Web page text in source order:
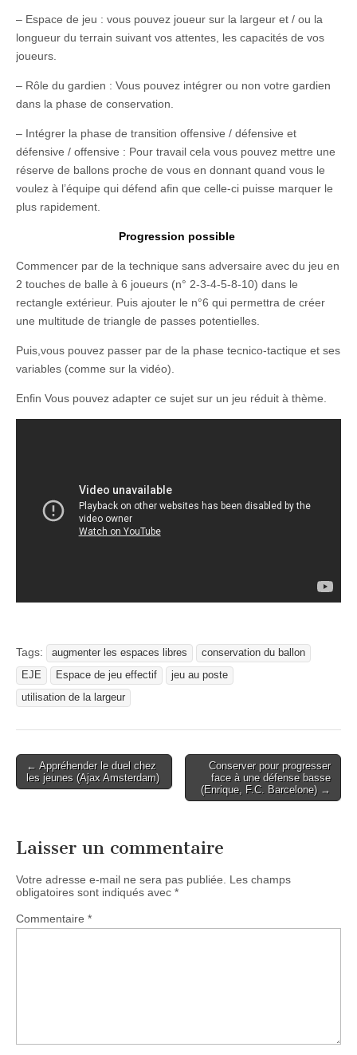
– Espace de jeu : vous pouvez joueur sur la largeur et / ou la
longueur du terrain suivant vos attentes, les capacités de vos
joueurs.
– Rôle du gardien : Vous pouvez intégrer ou non votre gardien
dans la phase de conservation.
– Intégrer la phase de transition offensive / défensive et
défensive / offensive : Pour travail cela vous pouvez mettre une
réserve de ballons proche de vous en donnant quand vous le
voulez à l’équipe qui défend afin que celle-ci puisse marquer le
plus rapidement.
Progression possible
Commencer par de la technique sans adversaire avec du jeu en
2 touches de balle à 6 joueurs (n° 2-3-4-5-8-10) dans le
rectangle extérieur. Puis ajouter le n°6 qui permettra de créer
une multitude de triangle de passes potentielles.
Puis,vous pouvez passer par de la phase tecnico-tactique et ses
variables (comme sur la vidéo).
Enfin Vous pouvez adapter ce sujet sur un jeu réduit à thème.
Tags: augmenter les espaces libres
conservation du ballon
EJE
Espace de jeu effectif
jeu au poste
utilisation de la largeur
Post
navigation
← Appréhender le duel chez
les jeunes (Ajax Amsterdam)
Conserver pour progresser
face à une défense basse
(Enrique, F.C. Barcelone) →
Laisser un commentaire
Votre adresse e-mail ne sera pas publiée.
Les champs
obligatoires sont indiqués avec *
Commentaire *